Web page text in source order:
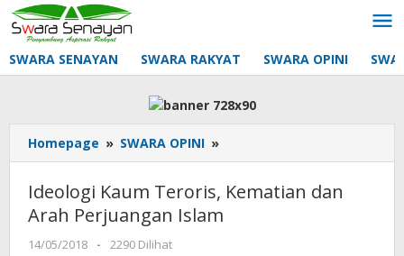
Lewati
ke
konten
SWARA SENAYAN SWARA RAKYAT SWARA OPINI
Homepage » SWARA OPINI »
Kaum
Kematian
dan
Ideologi Kaum Teroris, Kematian dan
Arah Perjuangan Islam
14/05/2018
oleh
-
2290 Dilihat